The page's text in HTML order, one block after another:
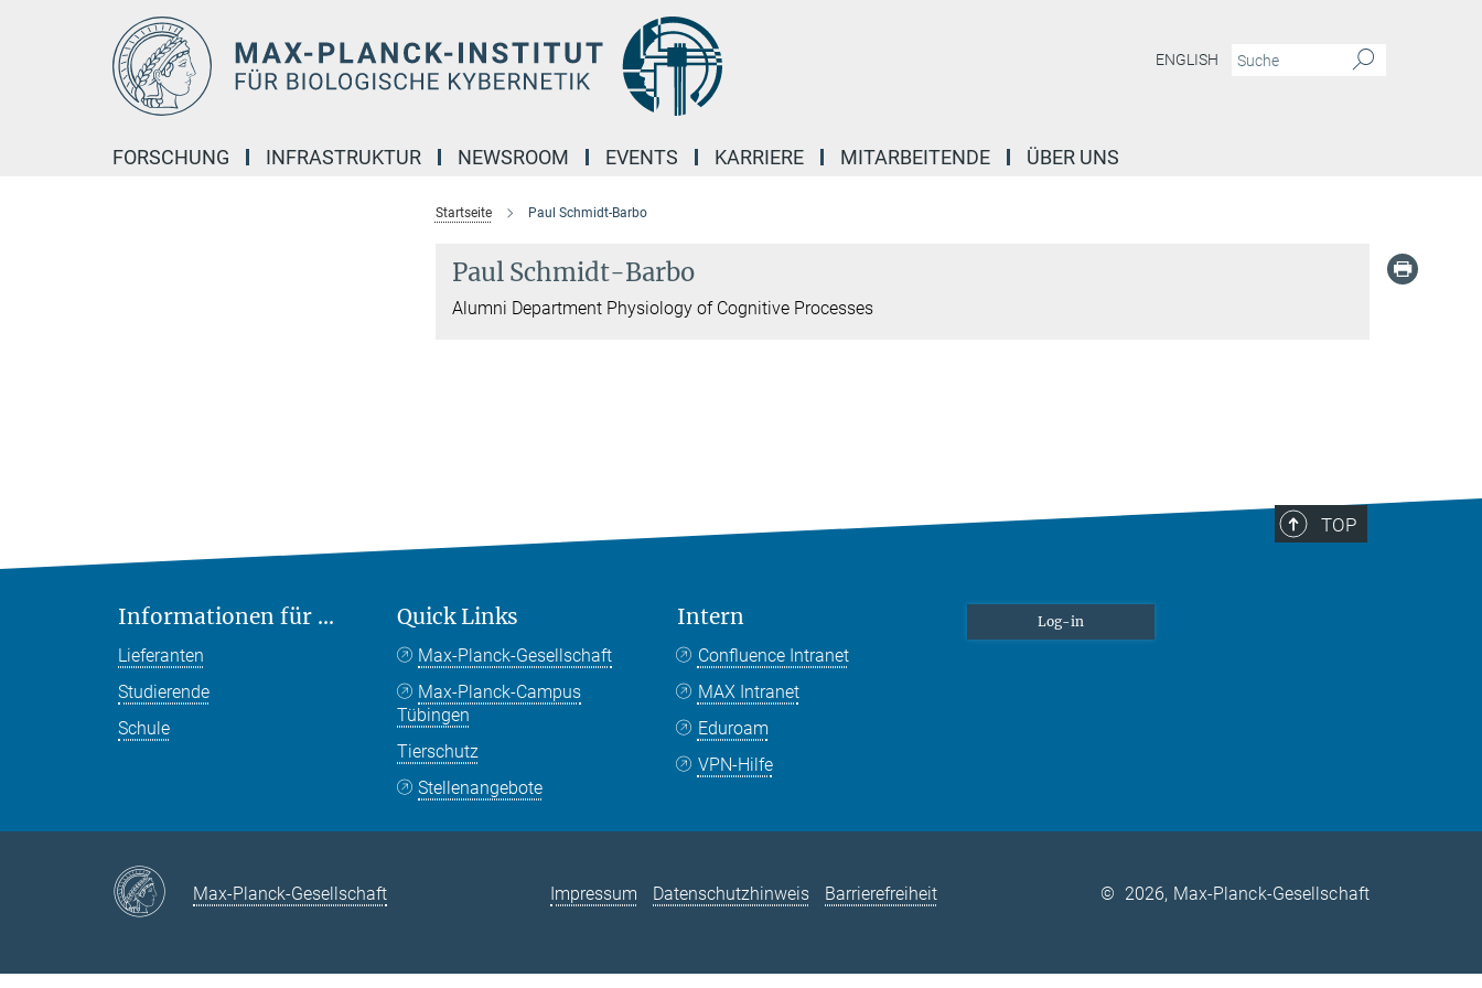
ENGLISH
FORSCHUNG INFRASTRUKTUR NEWSROOM EVENTS KARRIERE MITARBEITENDE ÜBER UNS
Startseite Paul Schmidt-Barbo
Paul Schmidt-Barbo
Alumni Department Physiology of Cognitive Processes
TOP
Informationen für ...
Lieferanten
Studierende
Schule
Quick Links
Max-Planck-Gesellschaft
Max-Planck-Campus
Tübingen
Tierschutz
Stellenangebote
Intern
Confluence Intranet
MAX Intranet
Eduroam
VPN-Hilfe
Log-in
Max-Planck-Gesellschaft Impressum Datenschutzhinweis Barrierefreiheit © 2026, Max-Planck-Gesellschaft